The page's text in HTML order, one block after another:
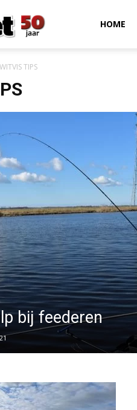
HOME
WITVIS TIPS
bij feederen